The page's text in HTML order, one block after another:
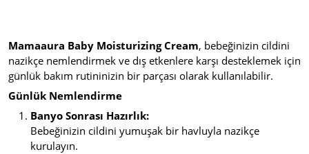
Mamaaura Baby Moisturizing Cream, bebeğinizin cildini
nazikçe nemlendirmek ve dış etkenlere karşı desteklemek için
günlük bakım rutininizin bir parçası olarak kullanılabilir.
Günlük Nemlendirme
Banyo Sonrası Hazırlık:
Bebeğinizin cildini yumuşak bir havluyla nazikçe
kurulayın.